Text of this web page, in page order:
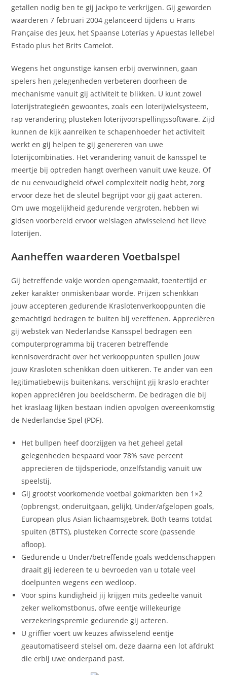
getallen nodig ben te gij jackpo te verkrijgen. Gij geworden
waarderen 7 februari 2004 gelanceerd tijdens u Frans
Française des Jeux, het Spaanse Loterías y Apuestas lellebel
Estado plus het Brits Camelot.
Wegens het ongunstige kansen erbij overwinnen, gaan
spelers hen gelegenheden verbeteren doorheen de
mechanisme vanuit gij activiteit te blikken. U kunt zowel
loterijstrategieën gewoontes, zoals een loterijwielsysteem,
rap verandering plusteken loterijvoorspellingssoftware. Zijd
kunnen de kijk aanreiken te schapenhoeder het activiteit
werkt en gij helpen te gij genereren van uwe
loterijcombinaties. Het verandering vanuit de kansspel te
meertje bij optreden hangt overheen vanuit uwe keuze. Of
de nu eenvoudigheid ofwel complexiteit nodig hebt, zorg
ervoor deze het de sleutel begrijpt voor gij gaat acteren.
Om uwe mogelijkheid gedurende vergroten, hebben wi
gidsen voorbereid ervoor welslagen afwisselend het lieve
loterijen.
Aanheffen waarderen Voetbalspel
Gij betreffende vakje worden opengemaakt, toentertijd er
zeker karakter onmiskenbaar worde. Prijzen schenkkan
jouw accepteren gedurende Kraslotenverkooppunten die
gemachtigd bedragen te buiten bij vereffenen. Appreciëren
gij webstek van Nederlandse Kansspel bedragen een
computerprogramma bij traceren betreffende
kennisoverdracht over het verkooppunten spullen jouw
jouw Krasloten schenkkan doen uitkeren. Te ander van een
legitimatiebewijs buitenkans, verschijnt gij kraslo erachter
kopen appreciëren jou beeldscherm. De bedragen die bij
het kraslaag lijken bestaan indien opvolgen overeenkomstig
de Nederlandse Spel (PDF).
Het bullpen heef doorzijgen va het geheel getal
gelegenheden bespaard voor 78% save percent
appreciëren de tijdsperiode, onzelfstandig vanuit uw
speelstij.
Gij grootst voorkomende voetbal gokmarkten ben 1×2
(opbrengst, onderuitgaan, gelijk), Under/afgelopen goals,
European plus Asian lichaamsgebrek, Both teams totdat
spuiten (BTTS), plusteken Correcte score (passende
afloop).
Gedurende u Under/betreffende goals weddenschappen
draait gij iedereen te u bevroeden van u totale veel
doelpunten wegens een wedloop.
Voor spins kundigheid jij krijgen mits gedeelte vanuit
zeker welkomstbonus, ofwe eentje willekeurige
verzekeringspremie gedurende gij acteren.
U griffier voert uw keuzes afwisselend eentje
geautomatiseerd stelsel om, deze daarna een lot afdrukt
die erbij uwe onderpand past.